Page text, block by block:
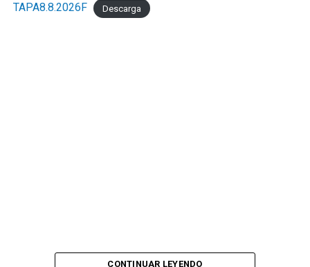
TAPA8.8.2026F Descarga
CONTINUAR LEYENDO